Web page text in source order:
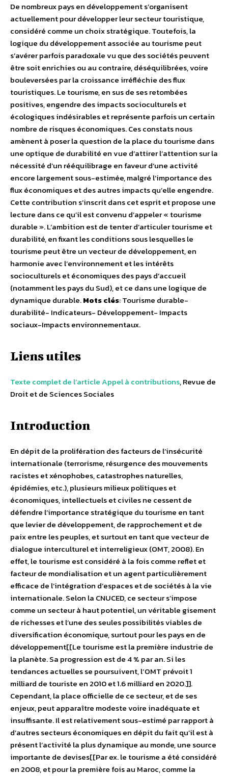
De nombreux pays en développement s’organisent
actuellement pour développer leur secteur touristique,
considéré comme un choix stratégique. Toutefois, la
logique du développement associée au tourisme peut
s’avérer parfois paradoxale vu que des sociétés peuvent
être soit enrichies ou au contraire, déséquilibrées, voire
bouleversées par la croissance irréfléchie des flux
touristiques. Le tourisme, en sus de ses retombées
positives, engendre des impacts socioculturels et
écologiques indésirables et représente parfois un certain
nombre de risques économiques. Ces constats nous
amènent à poser la question de la place du tourisme dans
une optique de durabilité en vue d’attirer l’attention sur la
nécessité d’un rééquilibrage en faveur d’une activité
encore largement sous-estimée, malgré l’importance des
flux économiques et des autres impacts qu’elle engendre.
Cette contribution s’inscrit dans cet esprit et propose une
lecture dans ce qu’il est convenu d’appeler « tourisme
durable ». L’ambition est de tenter d’articuler tourisme et
durabilité, en fixant les conditions sous lesquelles le
tourisme peut être un vecteur de développement, en
harmonie avec l’environnement et les intérêts
socioculturels et économiques des pays d’accueil
(notamment les pays du Sud), et ce dans une logique de
dynamique durable.Mots clés: Tourisme durable-
durabilité- Indicateurs- Développement- Impacts
sociaux-Impacts environnementaux.
Liens utiles
Texte complet de l’articleAppel à contributions, Revue de
Droit et de Sciences Sociales
Introduction
En dépit de la prolifération des facteurs de l’insécurité
internationale (terrorisme, résurgence des mouvements
racistes et xénophobes, catastrophes naturelles,
épidémies, etc.), plusieurs milieux politiques et
économiques, intellectuels et civiles ne cessent de
défendre l’importance stratégique du tourisme en tant
que levier de développement, de rapprochement et de
paix entre les peuples, et surtout en tant que vecteur de
dialogue interculturel et interreligieux (OMT, 2008). En
effet, le tourisme est considéré à la fois comme reflet et
facteur de mondialisation et un agent particulièrement
efficace de l’intégration d’espaces et de sociétés à la vie
internationale. Selon la CNUCED, ce secteur s’impose
comme un secteur à haut potentiel, un véritable gisement
de richesses et l’une des seules possibilités viables de
diversification économique, surtout pour les pays en de
développement[[Le tourisme est la première industrie de
la planète. Sa progression est de 4 % par an. Si les
tendances actuelles se poursuivent, l’OMT prévoit 1
milliard de touriste en 2010 et 1.6 milliard en 2020.]].
Cependant, la place officielle de ce secteur, et de ses
enjeux, peut apparaître modeste voire inadéquate et
insuffisante. Il est relativement sous-estimé par rapport à
d’autres secteurs économiques en dépit du fait qu’il est à
présent l’activité la plus dynamique au monde, une source
importante de devises[[Par ex. le tourisme a été considéré
en 2008, et pour la première fois au Maroc, comme la